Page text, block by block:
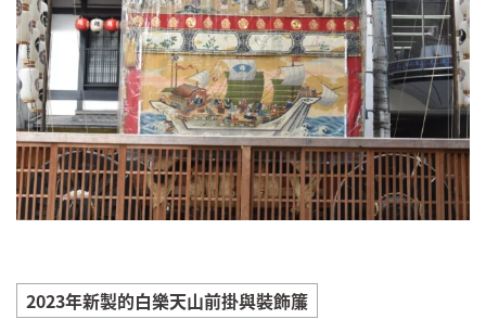
2023年新製的白樂天山前掛與裝飾簾